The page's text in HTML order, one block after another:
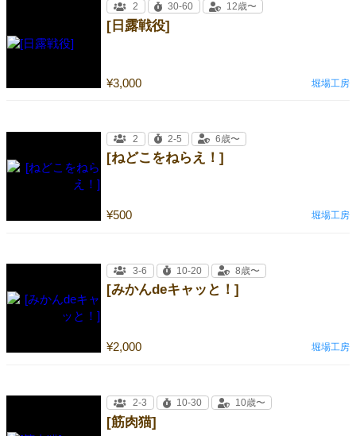
[日露戦役]
¥3,000
2 30-60 12歳〜
堀場工房
[ねどこをねらえ！]
¥500
2 2-5 6歳〜
堀場工房
[みかんdeキャッと！]
¥2,000
3-6 10-20 8歳〜
堀場工房
[筋肉猫]
2-3 10-30 10歳〜